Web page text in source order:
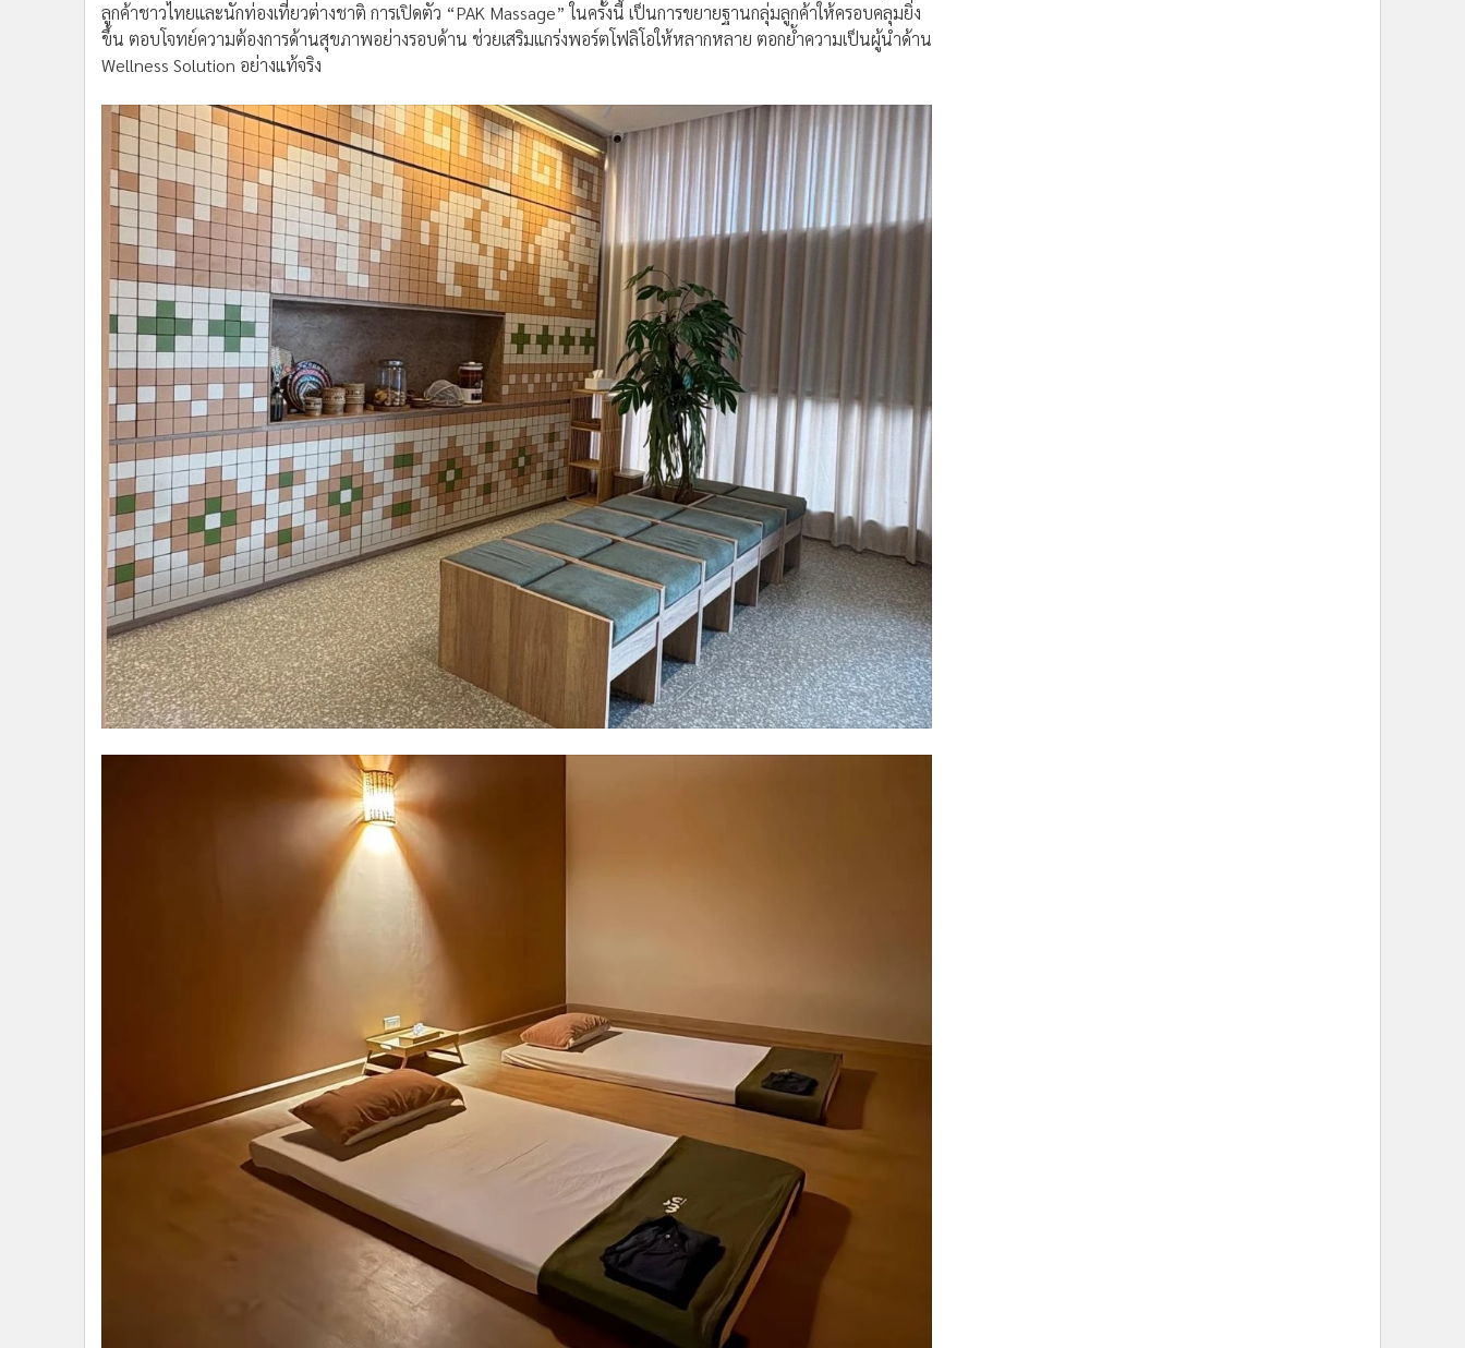
ลูกค้าชาวไทยและนักท่องเที่ยวต่างชาติ การเปิดตัว “PAK Massage” ในครั้งนี้ เป็นการขยายฐานกลุ่มลูกค้าให้ครอบคลุมยิ่ง
ขึ้น ตอบโจทย์ความต้องการด้านสุขภาพอย่างรอบด้าน ช่วยเสริมแกร่งพอร์ตโฟลิโอให้หลากหลาย ตอกย้ำความเป็นผู้นำด้าน
Wellness Solution อย่างแท้จริง